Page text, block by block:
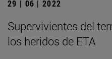
29 | 06 | 2022
Supervivientes del
los heridos de ETA